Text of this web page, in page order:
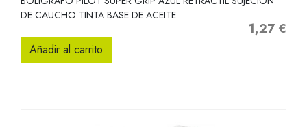
DE CAUCHO TINTA BASE DE ACEITE
Precio
1,27 €
Añadir al carrito